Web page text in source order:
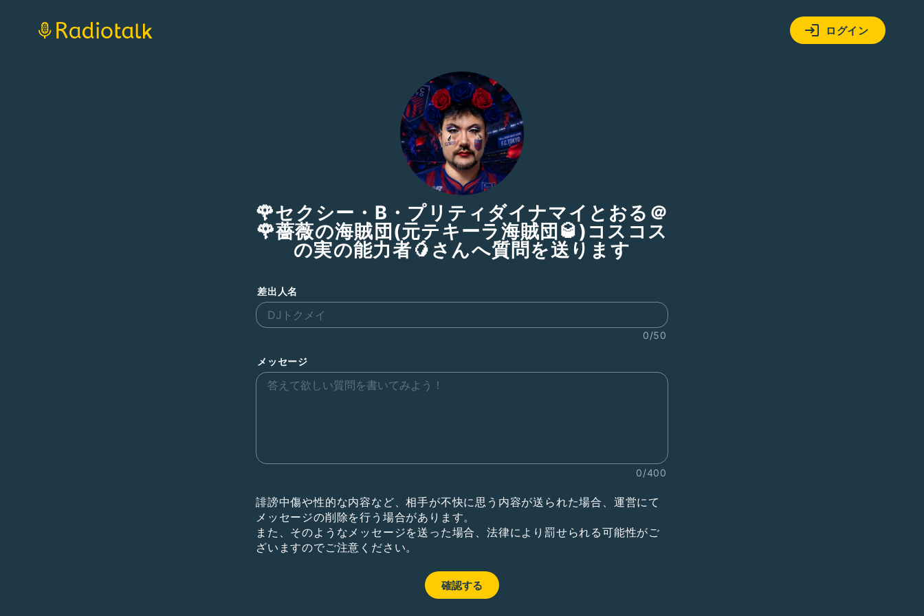
ログイン
🌹セクシー・B・プリティダイナマイとおる＠
🌹薔薇の海賊団(元テキーラ海賊団🥃)コスコス
の実の能力者🥭さんへ質問を送ります
差出人名
0/50
メッセージ
0/400
誹謗中傷や性的な内容など、相手が不快に思う内容が送られた場合、運営にて
メッセージの削除を行う場合があります。
また、そのようなメッセージを送った場合、法律により罰せられる可能性がご
ざいますのでご注意ください。